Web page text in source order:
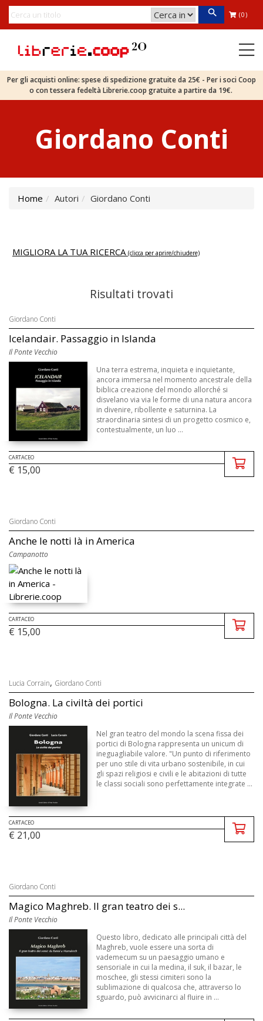
(0)
Per gli acquisti online: spese di spedizione gratuite da 25€ - Per i soci Coop
o con tessera fedeltà Librerie.coop gratuite a partire da 19€.
Giordano Conti
Home Autori Giordano Conti
MIGLIORA LA TUA RICERCA (clicca per aprire/chiudere)
Risultati trovati
Giordano Conti
Icelandair. Passaggio in Islanda
Il Ponte Vecchio
Una terra estrema, inquieta e inquietante,
ancora immersa nel momento ancestrale della
biblica creazione del mondo allorché si
disvelano via via le forme di una natura ancora
in divenire, ribollente e saturnina. La
straordinaria sintesi di un progetto cosmico e,
contestualmente, un luo ...
CARTACEO
€ 15,00
Giordano Conti
Anche le notti là in America
Campanotto
CARTACEO
€ 15,00
Lucia Corrain, Giordano Conti
Bologna. La civiltà dei portici
Il Ponte Vecchio
Nel gran teatro del mondo la scena fissa dei
portici di Bologna rappresenta un unicum di
ineguagliabile valore. "Un punto di riferimento
per uno stile di vita urbano sostenibile, in cui
gli spazi religiosi e civili e le abitazioni di tutte
le classi sociali sono perfettamente integrate ...
CARTACEO
€ 21,00
Giordano Conti
Magico Maghreb. Il gran teatro dei s...
Il Ponte Vecchio
Questo libro, dedicato alle principali città del
Maghreb, vuole essere una sorta di
vademecum su un paesaggio umano e
sensoriale in cui la medina, il suk, il bazar, le
moschee, gli stessi cimiteri sono la
sublimazione di qualcosa che, attraverso lo
sguardo, può avvicinarci al fluire in ...